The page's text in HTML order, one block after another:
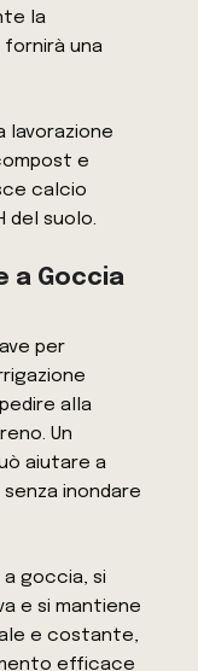
la
fornirà una
lavorazione
e
calcio
del suolo.
a Goccia
per
alla
Un
aiutare a
inondare
a goccia, si
e si mantiene
e costante,
efficace